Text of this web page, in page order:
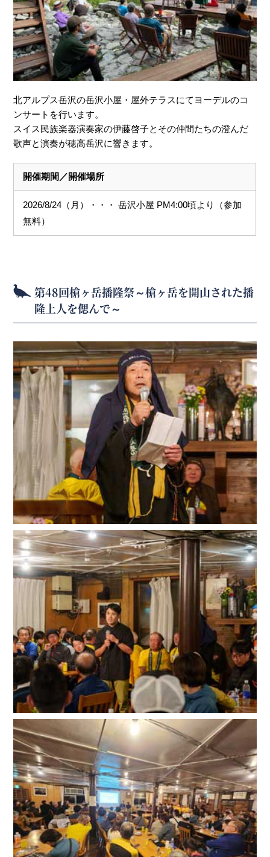
北アルプス岳沢の岳沢小屋・屋外テラスにてヨーデルのコ
ンサートを行います。
スイス民族楽器演奏家の伊藤啓子とその仲間たちの澄んだ
歌声と演奏が穂高岳沢に響きます。
開催期間／開催場所
2026/8/24（月）・・・ 岳沢小屋 PM4:00頃より（参加
無料）
第48回槍ヶ岳播隆祭～槍ヶ岳を開山された播
隆上人を偲んで～